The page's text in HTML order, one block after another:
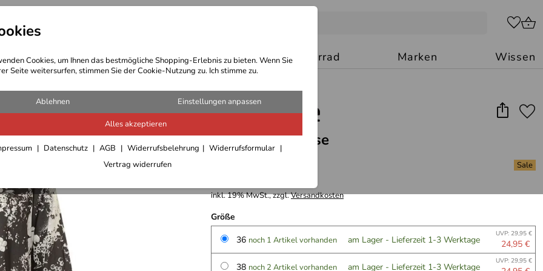
Cookies, um Ihnen das bestmögliche Shopping-Erlebnis zu bieten. Wenn Sie
Seite weitersurfen, stimmen Sie der Cookie-Nutzung zu. Ich stimme zu.
Ablehnen Einstellungen anpassen
Alles akzeptieren
Datenschutz AGB Widerrufsbelehrung
Widerrufsformular
Vertrag widerrufen
Bekleidung Outdoor Ausrüstung Motorrad Marken Wissen
Kaffe Flora Bluse
inkl. 19% MwSt., zzgl.Versandkosten
Größe
36 noch 1 Artikel vorhanden am Lager - Lieferzeit 1-3 Werktage UVP: 29,95 €
24,95 €
38 noch 2 Artikel vorhanden am Lager - Lieferzeit 1-3 Werktage UVP: 29,95 €